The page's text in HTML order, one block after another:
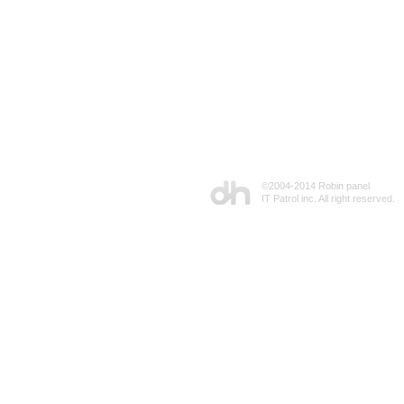
©2004-2014 Robin panel
IT Patrol inc. All right reserved.